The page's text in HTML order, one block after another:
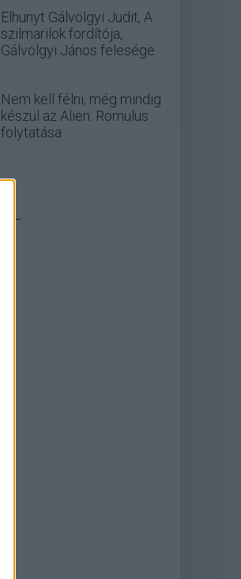
Elhunyt Gálvölgyi Judit, A
szilmarilok fordítója,
Gálvölgyi János felesége
Nem kell félni, még mindig
készül az Alien: Romulus
folytatása